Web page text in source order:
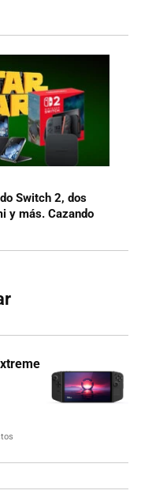
Switch 2, dos
y más. Cazando